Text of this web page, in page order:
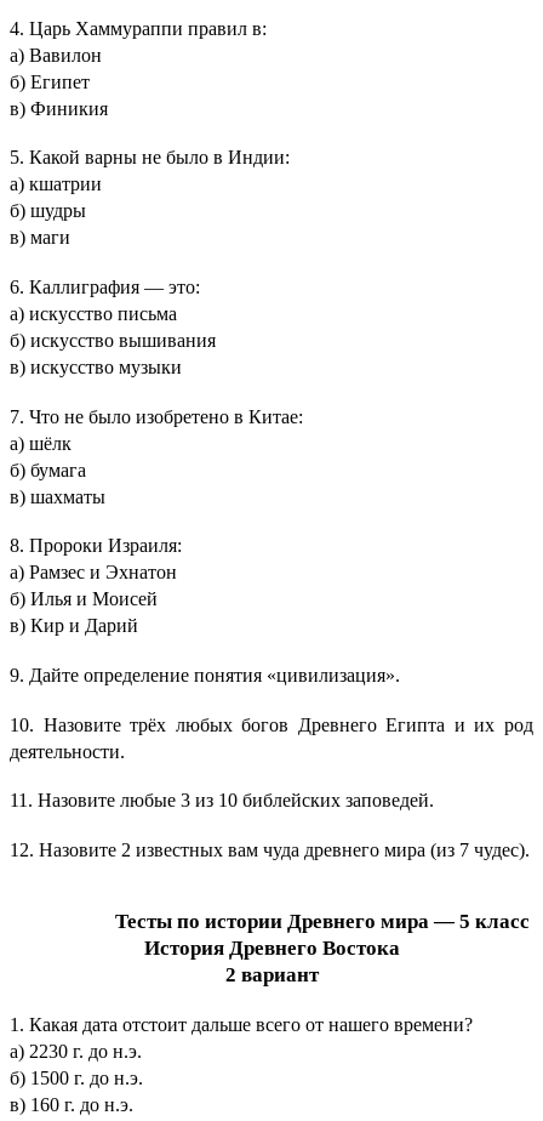
4. Царь Хаммураппи правил в:
а) Вавилон
б) Египет
в) Финикия
5. Какой варны не было в Индии:
а) кшатрии
б) шудры
в) маги
6. Каллиграфия — это:
а) искусство письма
б) искусство вышивания
в) искусство музыки
7. Что не было изобретено в Китае:
а) шёлк
б) бумага
в) шахматы
8. Пророки Израиля:
а) Рамзес и Эхнатон
б) Илья и Моисей
в) Кир и Дарий
9. Дайте определение понятия «цивилизация».
10. Назовите трёх любых богов Древнего Египта и их род
деятельности.
11. Назовите любые 3 из 10 библейских заповедей.
12. Назовите 2 известных вам чуда древнего мира (из 7 чудес).
Тесты по истории Древнего мира — 5 класс
История Древнего Востока
2 вариант
1. Какая дата отстоит дальше всего от нашего времени?
а) 2230 г. до н.э.
б) 1500 г. до н.э.
в) 160 г. до н.э.